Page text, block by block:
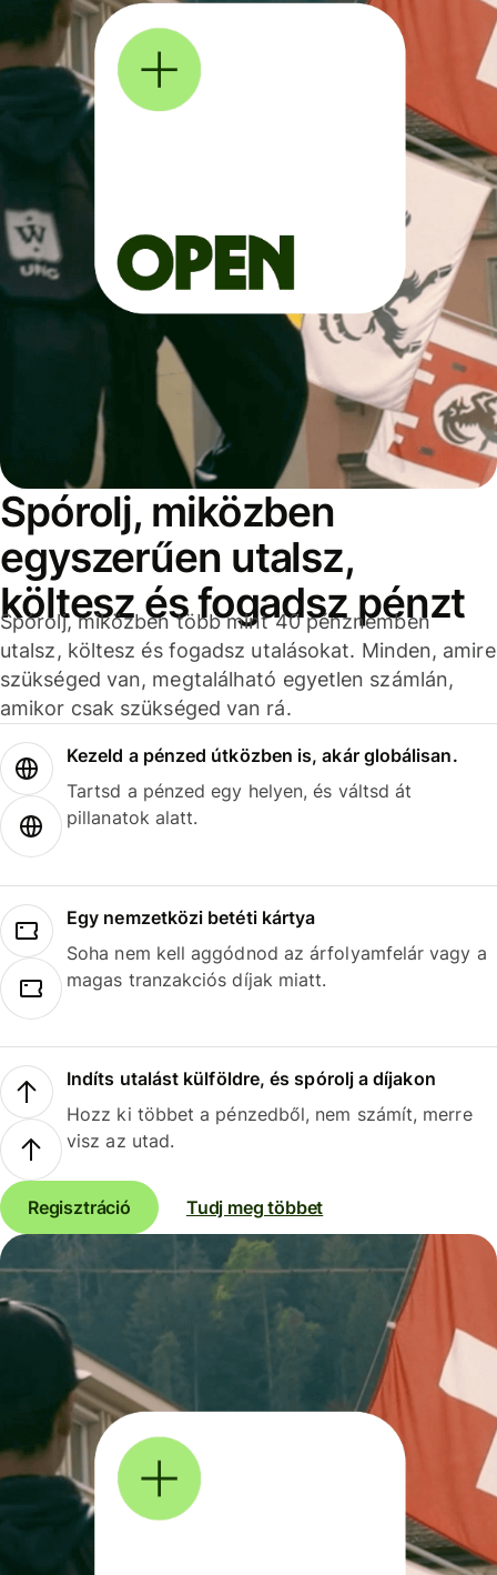
Spórolj, miközben
egyszerűen utalsz,
költesz és fogadsz pénzt
Spórolj, miközben több mint 40 pénznemben
utalsz, költesz és fogadsz utalásokat. Minden, amire
szükséged van, megtalálható egyetlen számlán,
amikor csak szükséged van rá.
Kezeld a pénzed útközben is, akár globálisan.
Tartsd a pénzed egy helyen, és váltsd át
pillanatok alatt.
Egy nemzetközi betéti kártya
Soha nem kell aggódnod az árfolyamfelár vagy a
magas tranzakciós díjak miatt.
Indíts utalást külföldre, és spórolj a díjakon
Hozz ki többet a pénzedből, nem számít, merre
visz az utad.
Regisztráció Tudj meg többet